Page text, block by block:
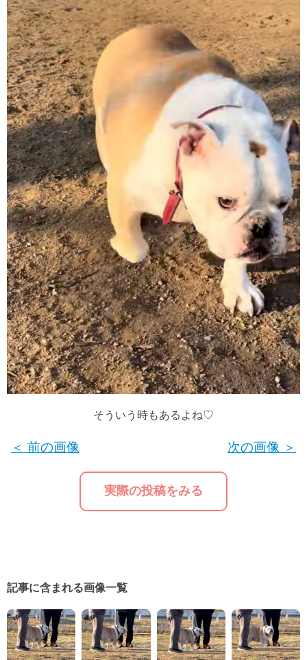
そういう時もあるよね♡
＜ 前の画像
実際の投稿をみる
次の画像 ＞
記事に含まれる画像一覧